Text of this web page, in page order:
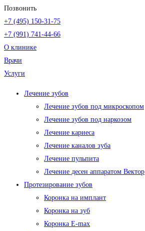
Позвонить
+7 (495) 150-31-75
+7 (991) 741-44-66
О клинике
Врачи
Услуги
Лечение зубов
Лечение зубов под микроскопом
Лечение зубов под наркозом
Лечение кариеса
Лечение каналов зуба
Лечение пульпита
Лечение десен аппаратом Вектор
Протезирование зубов
Коронка на имплант
Коронка на зуб
Коронка E-max